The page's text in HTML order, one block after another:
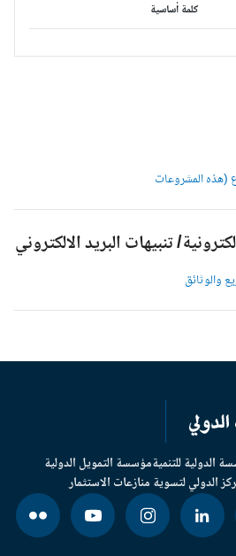
كلمة أساسية
المشروعات
تنبيهات البريد الالكتروني
للتنميةمؤسسة التمويل الدولية
الدولي لتسوية منازعات الاستثمار